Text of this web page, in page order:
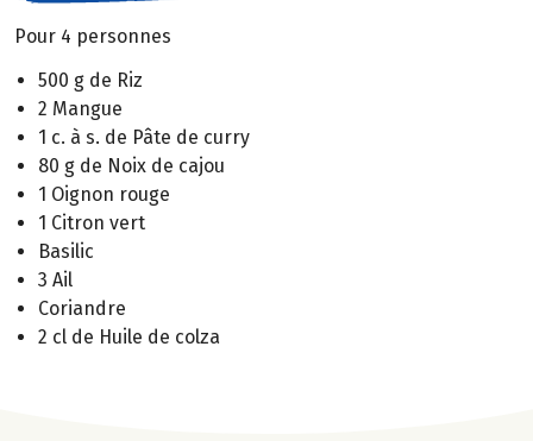
Pour 4 personnes
500 g de Riz
2 Mangue
1 c. à s. de Pâte de curry
80 g de Noix de cajou
1 Oignon rouge
1 Citron vert
Basilic
3 Ail
Coriandre
2 cl de Huile de colza